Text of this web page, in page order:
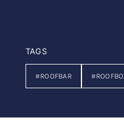
TAGS
#ROOFBAR